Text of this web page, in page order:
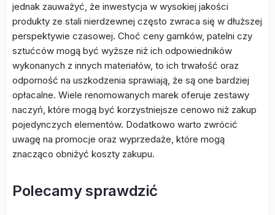
jednak zauważyć, że inwestycja w wysokiej jakości
produkty ze stali nierdzewnej często zwraca się w dłuższej
perspektywie czasowej. Choć ceny garnków, patelni czy
sztućców mogą być wyższe niż ich odpowiedników
wykonanych z innych materiałów, to ich trwałość oraz
odporność na uszkodzenia sprawiają, że są one bardziej
opłacalne. Wiele renomowanych marek oferuje zestawy
naczyń, które mogą być korzystniejsze cenowo niż zakup
pojedynczych elementów. Dodatkowo warto zwrócić
uwagę na promocje oraz wyprzedaże, które mogą
znacząco obniżyć koszty zakupu.
Polecamy sprawdzić